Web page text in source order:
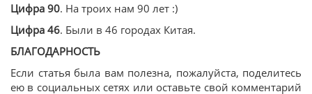
Цифра 90. На троих нам 90 лет :)
Цифра 46. Были в 46 городах Китая.
БЛАГОДАРНОСТЬ
Если статья была вам полезна, пожалуйста, поделитесь
ею в социальных сетях или оставьте свой комментарий